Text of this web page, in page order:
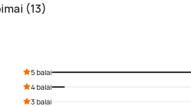
(13)
5 balai
4 balai
3 balai